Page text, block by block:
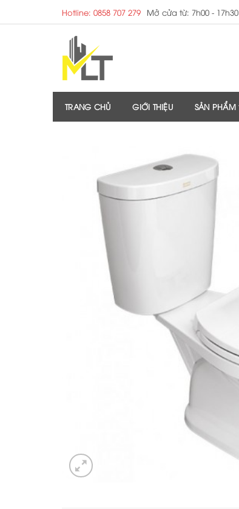
to
Hotline: 0858 707 279 Mở cửa từ: 7h00 - 17h30
TRANG CHỦ GIỚI THIỆU SẢN PHẨM